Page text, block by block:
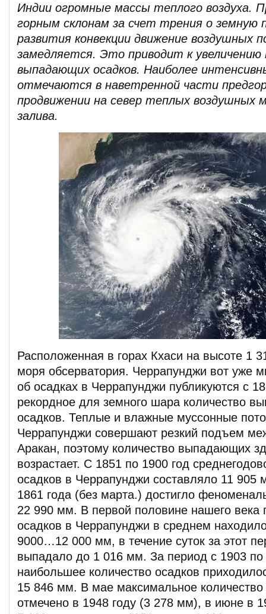
Индии огромные массы теплого воздуха.
горным склонам за счет трения о земную
развития конвекции движение воздушных
замедляется. Это приводит к увеличению
выпадающих осадков. Наиболее
отмечаются в наветренной части
продвижении на север теплых воздушных
залива.
Расположенная в горах Кхаси на высоте 1
моря обсерватория. Черрапунджи вот уже
об осадках в Черрапунджи публикуются с
рекордное для земного шара количество
осадков. Теплые и влажные муссонные
Черрапунджи совершают резкий подъем
Аракан, поэтому количество выпадающих
возрастает. С 1851 по 1900 год
осадков в Черрапунджи составляло 11 905
1861 года (без марта.) достигло
22 990 мм. В первой половине нашего века
осадков в Черрапунджи в среднем
9000…12 000 мм, в течение суток за этот
выпадало до 1 016 мм. За период с 1903 по
наибольшее количество осадков
15 846 мм. В мае максимальное
отмечено в 1948 году (3 278 мм), в июне в